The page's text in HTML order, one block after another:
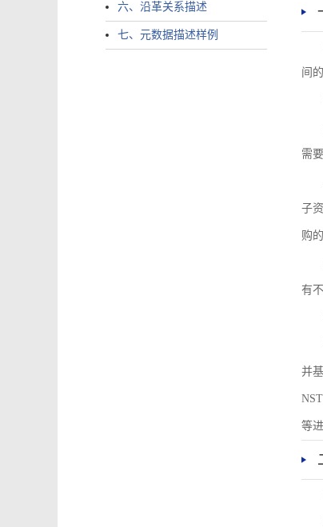
六、沿革关系描述
七、元数据描述样例
间
需
子
购
有不
并
等